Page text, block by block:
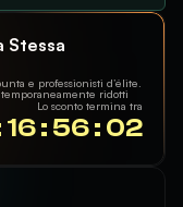
Stessa
e professionisti d’élite.
ridotti
Lo sconto termina tra
16 : 56 : 02